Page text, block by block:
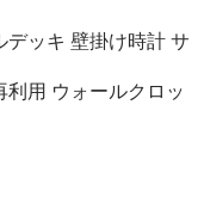
デッキ 壁掛け時計 サ
利用 ウォールクロッ